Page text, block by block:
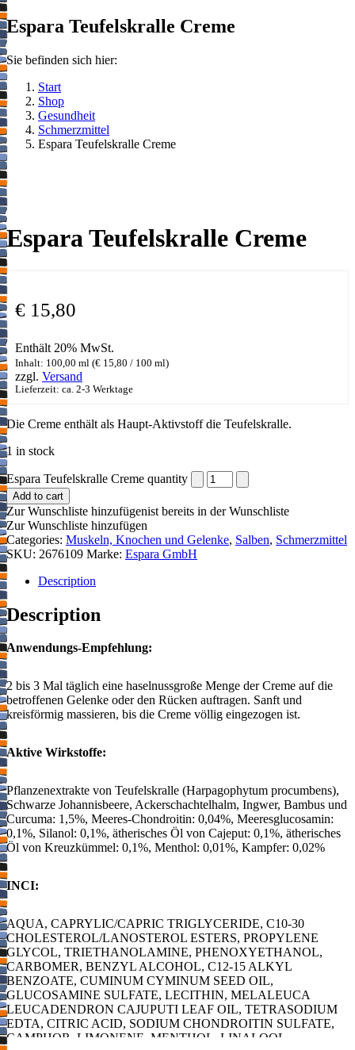
Espara Teufelskralle Creme
Sie befinden sich hier:
Start
Shop
Gesundheit
Schmerzmittel
Espara Teufelskralle Creme
Espara Teufelskralle Creme
€ 15,80
Enthält 20% MwSt.
Inhalt: 100,00 ml (€ 15,80 / 100 ml)
zzgl. Versand
Lieferzeit: ca. 2-3 Werktage
Die Creme enthält als Haupt-Aktivstoff die Teufelskralle.
1 in stock
Espara Teufelskralle Creme quantity
Add to cart
Zur Wunschliste hinzufügenist bereits in der Wunschliste
Zur Wunschliste hinzufügen
Categories: Muskeln, Knochen und Gelenke, Salben, Schmerzmittel
SKU: 2676109 Marke: Espara GmbH
Description
Description
Anwendungs-Empfehlung:
2 bis 3 Mal täglich eine haselnussgroße Menge der Creme auf die
betroffenen Gelenke oder den Rücken auftragen. Sanft und
kreisförmig massieren, bis die Creme völlig eingezogen ist.
Aktive Wirkstoffe:
Pflanzenextrakte von Teufelskralle (Harpagophytum procumbens),
Schwarze Johannisbeere, Ackerschachtelhalm, Ingwer, Bambus und
Curcuma: 1,5%, Meeres-Chondroitin: 0,04%, Meeresglucosamin:
0,1%, Silanol: 0,1%, ätherisches Öl von Cajeput: 0,1%, ätherisches
Öl von Kreuzkümmel: 0,1%, Menthol: 0,01%, Kampfer: 0,02%
INCI:
AQUA, CAPRYLIC/CAPRIC TRIGLYCERIDE, C10-30
CHOLESTEROL/LANOSTEROL ESTERS, PROPYLENE
GLYCOL, TRIETHANOLAMINE, PHENOXYETHANOL,
CARBOMER, BENZYL ALCOHOL, C12-15 ALKYL
BENZOATE, CUMINUM CYMINUM SEED OIL,
GLUCOSAMINE SULFATE, LECITHIN, MELALEUCA
LEUCADENDRON CAJUPUTI LEAF OIL, TETRASODIUM
EDTA, CITRIC ACID, SODIUM CHONDROITIN SULFATE,
CAMPHOR, LIMONENE, MENTHOL, LINALOOL,